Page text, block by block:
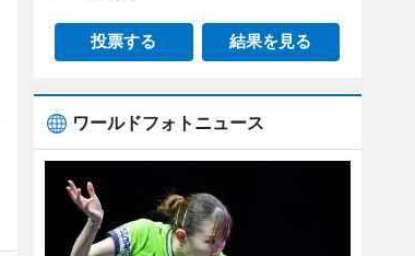
投票する 結果を見る
ワールドフォトニュース